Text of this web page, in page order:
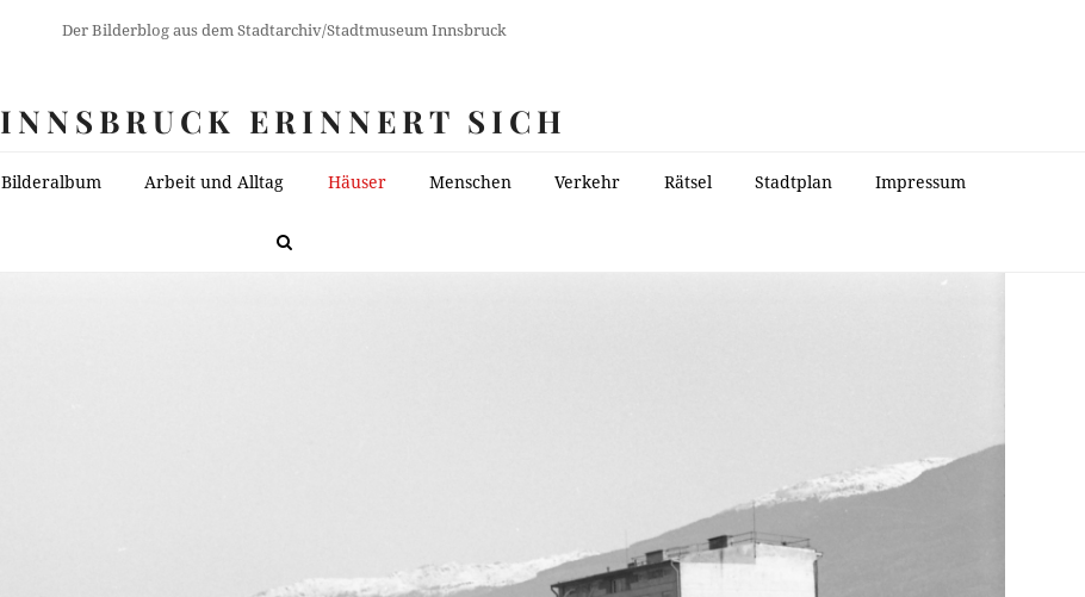
Der Bilderblog aus dem Stadtarchiv/Stadtmuseum Innsbruck
INNSBRUCK ERINNERT SICH
Bilderalbum Arbeit und Alltag Häuser Menschen Verkehr Rätsel Stadtplan Impressum